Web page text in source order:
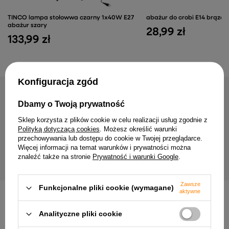
TINCO lampa stołowwa czarny 1x40W E27
abażur szary
133,99 zł
abażur do crobi E14
28,99 zł
Lampa wisząca Firenze z abażurem do
salonu pojedyncza czarna E27
280,99 zł
abażur do milonga E27
środek
65,99 zł
Konfiguracja zgód
Dbamy o Twoją prywatność
Sklep korzysta z plików cookie w celu realizacji usług zgodnie z
Polityką dotyczącą cookies. Możesz określić warunki
przechowywania lub dostępu do cookie w Twojej przeglądarce.
Więcej informacji na temat warunków i prywatności można
znaleźć także na stronie Prywatność i warunki Google.
Funkcjonalne pliki cookie (wymagane)
Zawsze
aktywne
Analityczne pliki cookie